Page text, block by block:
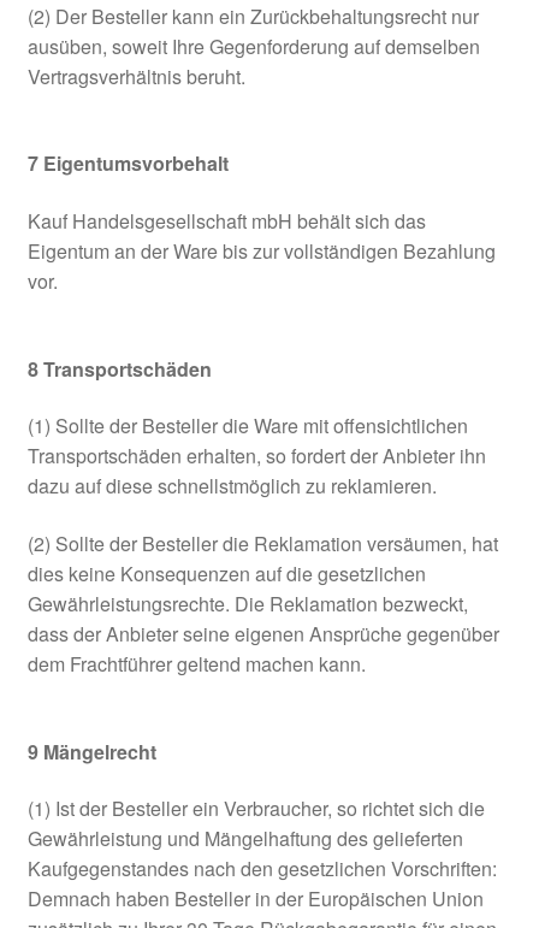
(2) Der Besteller kann ein Zurückbehaltungsrecht nur
ausüben, soweit Ihre Gegenforderung auf demselben
Vertragsverhältnis beruht.
7 Eigentumsvorbehalt
Kauf Handelsgesellschaft mbH behält sich das
Eigentum an der Ware bis zur vollständigen Bezahlung
vor.
8Transportschäden
(1) Sollte der Besteller die Ware mit offensichtlichen
Transportschäden erhalten, so fordert der Anbieter ihn
dazu auf diese schnellstmöglich zu reklamieren.
(2) Sollte der Besteller die Reklamation versäumen, hat
dies keine Konsequenzen auf die gesetzlichen
Gewährleistungsrechte. Die Reklamation bezweckt,
dass der Anbieter seine eigenen Ansprüche gegenüber
dem Frachtführer geltend machen kann.
9 Mängelrecht
(1) Ist der Besteller ein Verbraucher, so richtet sich die
Gewährleistung und Mängelhaftung des gelieferten
Kaufgegenstandes nach den gesetzlichen Vorschriften:
Demnach haben Besteller in der Europäischen Union